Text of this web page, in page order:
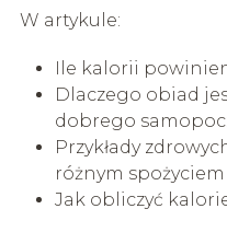
W artykule:
Ile kalorii
Dlaczego obiad
dobrego
Przykłady
różnym
Jak obliczyć